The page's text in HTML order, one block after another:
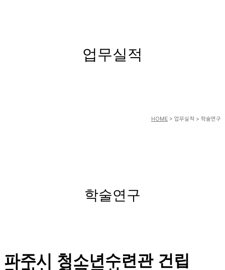
업무실적
HOME > 업무실적 > 학술연구
학술연구
파주시 청소년수련관 건립